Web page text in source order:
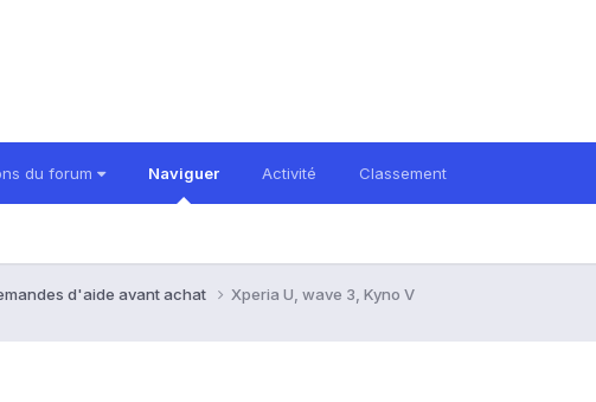
du forum Naviguer Activité Classement
d'aide avant achat Xperia U, wave 3, Kyno V